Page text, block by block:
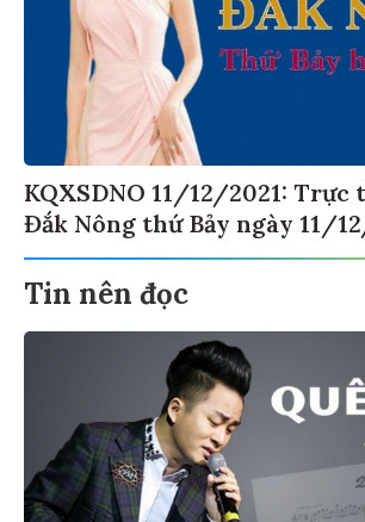
KQXSDNO 11/12/2021: Trực
Đắk Nông thứ Bảy ngày 11/
Tin nên đọc